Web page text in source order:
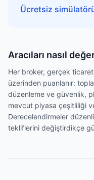
Ücretsiz
Aracıları nasıl
Her broker, gerçek ticaret
üzerinden puanlanır:
düzenleme ve güvenlik,
mevcut piyasa çeşitliliği
Derecelendirmeler
tekliflerini değiştirdikçe